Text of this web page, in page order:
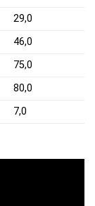
29,0
46,0
75,0
80,0
7,0